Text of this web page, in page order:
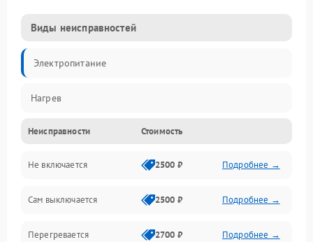
Виды неисправностей
Электропитание
Нагрев
Неисправности Стоимость
Не включается 2500 ₽ Подробнее →
Сам выключается 2500 ₽ Подробнее →
Перегревается 2700 ₽ Подробнее →